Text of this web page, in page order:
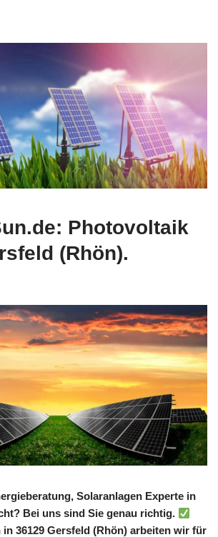
Photovoltaik
(Rhön).
Solaranlagen Experte in
Bei uns sind Sie genau richtig.
in 36129 Gersfeld (Rhön) arbeiten wir für